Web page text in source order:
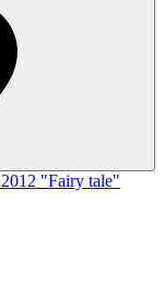
"Fairy tale"